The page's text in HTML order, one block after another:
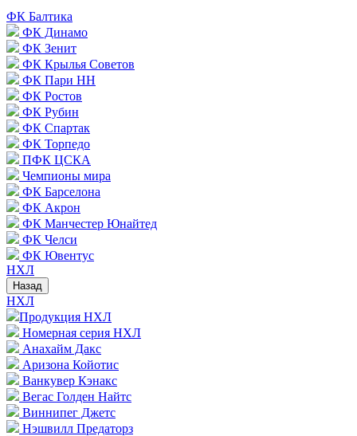
ФК Балтика
ФК Динамо
ФК Зенит
ФК Крылья Советов
ФК Пари НН
ФК Ростов
ФК Рубин
ФК Спартак
ФК Торпедо
ПФК ЦСКА
Чемпионы мира
ФК Барселона
ФК Акрон
ФК Манчестер Юнайтед
ФК Челси
ФК Ювентус
НХЛ
Назад
НХЛ
Продукция НХЛ
Номерная серия НХЛ
Анахайм Дакс
Аризона Койотис
Ванкувер Кэнакс
Вегас Голден Найтс
Виннипег Джетс
Нэшвилл Предаторз